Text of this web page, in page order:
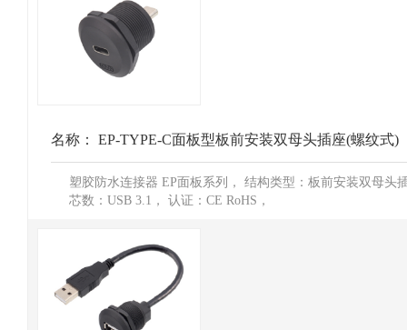
名称： EP-TYPE-C面板型板前安装双母头插座(螺纹式)
塑胶防水连接器 EP面板系列， 结构类型：板前安装双母头
芯数：USB 3.1， 认证：CE RoHS，